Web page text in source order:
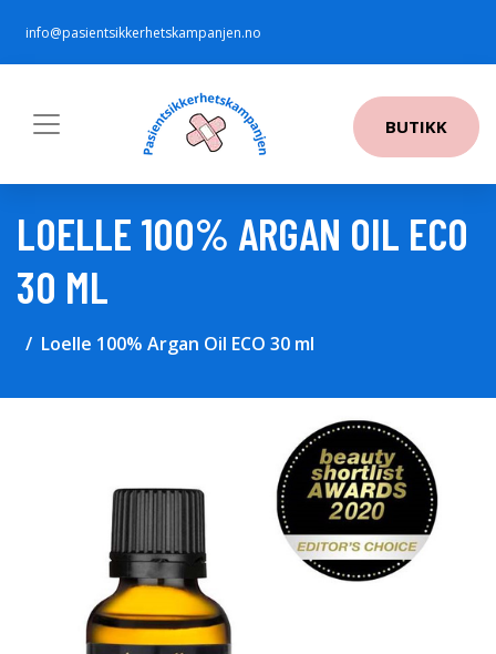
info@pasientsikkerhetskampanjen.no
BUTIKK
LOELLE 100% ARGAN OIL ECO
30 ML
Loelle 100% Argan Oil ECO 30 ml